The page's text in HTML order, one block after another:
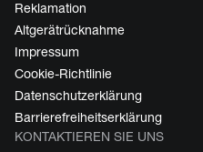
Reklamation
Altgerätrücknahme
Impressum
Cookie-Richtlinie
Datenschutzerklärung
Barrierefreiheitserklärung
KONTAKTIEREN SIE UNS